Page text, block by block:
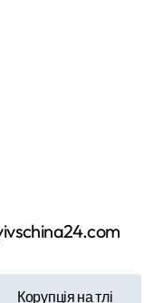
Корупція на тлі